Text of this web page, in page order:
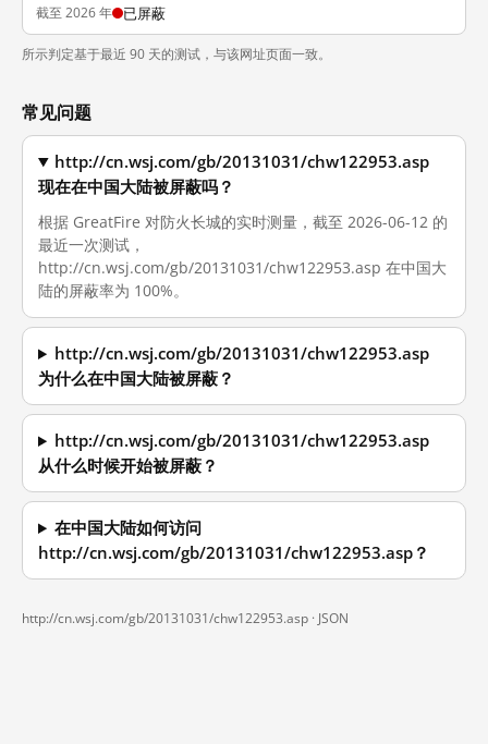
截至 2026 年 已屏蔽
所示判定基于最近 90 天的测试，与该网址页面一致。
常见问题
http://cn.wsj.com/gb/20131031/chw122953.asp
现在在中国大陆被屏蔽吗？
根据 GreatFire 对防火长城的实时测量，截至 2026-06-12 的
最近一次测试，
http://cn.wsj.com/gb/20131031/chw122953.asp 在中国大
陆的屏蔽率为 100%。
http://cn.wsj.com/gb/20131031/chw122953.asp
为什么在中国大陆被屏蔽？
http://cn.wsj.com/gb/20131031/chw122953.asp
从什么时候开始被屏蔽？
在中国大陆如何访问
http://cn.wsj.com/gb/20131031/chw122953.asp？
http://cn.wsj.com/gb/20131031/chw122953.asp · JSON